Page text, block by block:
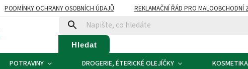
PODMÍNKY OCHRANY OSOBNÍCH ÚDAJŮ REKLAMAČNÍ ŘÁD PRO MALOOBCHODNÍ
KONTAKTY
Hledat
POTRAVINY DROGERIE, ÉTERICKÉ OLEJÍČKY KOSMETIKA